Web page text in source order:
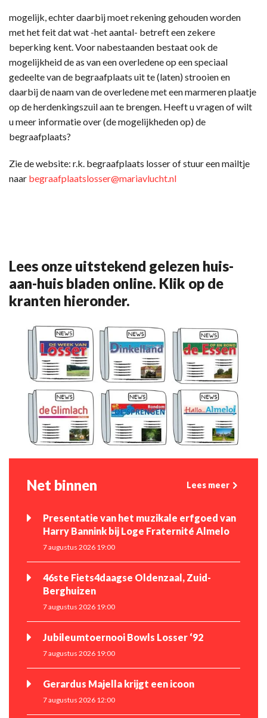
mogelijk, echter daarbij moet rekening gehouden worden
met het feit dat wat -het aantal- betreft een zekere
beperking kent. Voor nabestaanden bestaat ook de
mogelijkheid de as van een overledene op een speciaal
gedeelte van de begraafplaats uit te (laten) strooien en
daarbij de naam van de overledene met een marmeren plaatje
op de herdenkingszuil aan te brengen. Heeft u vragen of wilt
u meer informatie over (de mogelijkheden op) de
begraafplaats?
Zie de website: r.k. begraafplaats losser of stuur een mailtje
naar begraafplaatslosser@mariavlucht.nl
Lees onze uitstekend gelezen huis-
aan-huis bladen online. Klik op de
kranten hieronder.
Net binnen Lees meer
Presentatie van het muzikale erfgoed van
Harry Bannink bij Loge Fraternité Almelo
7 augustus 2026 19:00
46ste Fiets4daagse Oldenzaal, Zuid-
Berghuizen
7 augustus 2026 19:00
Jubileumtoernooi Bowls Losser ‘92
7 augustus 2026 19:00
Gerardus Majella krijgt een icoon
7 augustus 2026 12:00